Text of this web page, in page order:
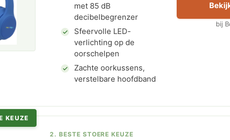
met 85 dB
decibelbegrenzer
Sfeervolle LED-
verlichting op de
oorschelpen
Zachte oorkussens,
verstelbare hoofdband
bij
KEUZE
2. BESTE STOERE KEUZE